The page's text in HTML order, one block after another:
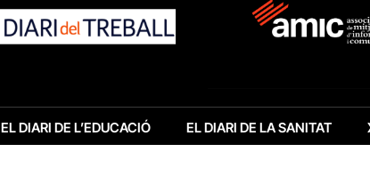
EL DIARI DE L’EDUCACIÓ EL DIARI DE LA SANITAT